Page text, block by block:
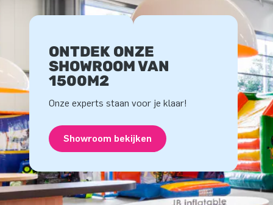
ONTDEK ONZE
SHOWROOM VAN
1500M2
Onze experts staan voor je klaar!
Showroom bekijken